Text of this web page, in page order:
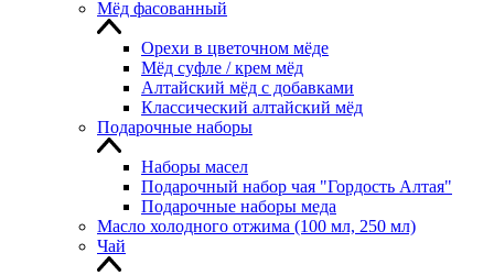
Мёд фасованный
Орехи в цветочном мёде
Мёд суфле / крем мёд
Алтайский мёд с добавками
Классический алтайский мёд
Подарочные наборы
Наборы масел
Подарочный набор чая "Гордость Алтая"
Подарочные наборы меда
Масло холодного отжима (100 мл, 250 мл)
Чай